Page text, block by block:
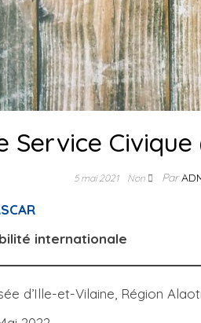
Service
5 mai 2021 Non Par
internationale
d’Ille-et-Vilaine, Région